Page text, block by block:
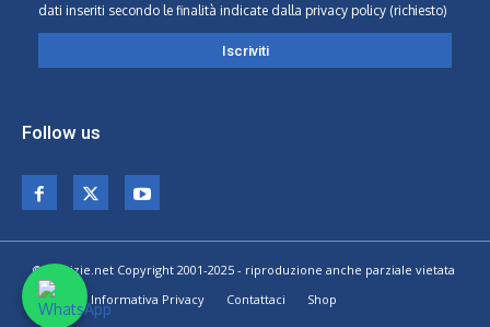
dati inseriti secondo le finalità indicate dalla privacy policy (richiesto)
Follow us
© Calvizie.net Copyright 2001-2025 - riproduzione anche parziale vietata
Home
Informativa Privacy Contattaci Shop